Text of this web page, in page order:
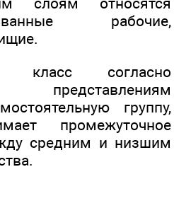
рабочие,
класс согласно
представлениям
группу,
промежуточное
средним и низшим